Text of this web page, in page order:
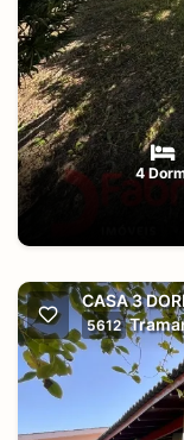
4
CASA 3
5612